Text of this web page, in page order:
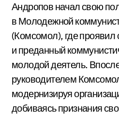
Андропов начал свою
в Молодежной
(Комсомол), где проявил
и преданный
молодой деятель.
руководителем
модернизируя
добиваясь признания